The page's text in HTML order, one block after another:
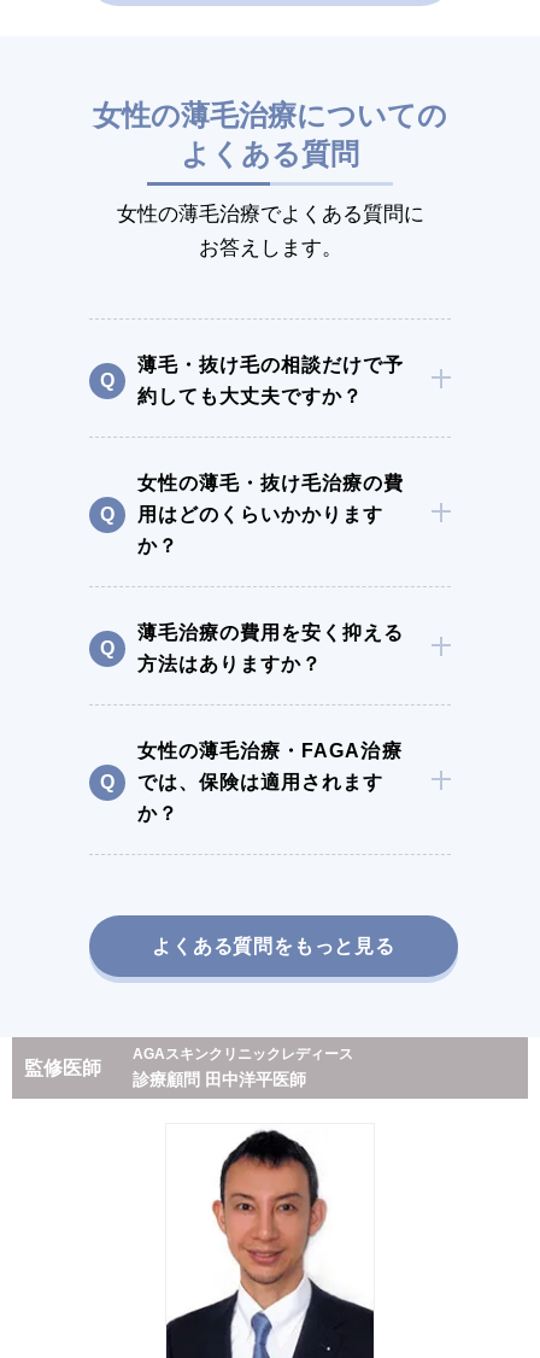
女性の薄毛治療についての
よくある質問
女性の薄毛治療でよくある質問に
お答えします。
薄毛・抜け毛の相談だけで予
約しても大丈夫ですか？
女性の薄毛・抜け毛治療の費
用はどのくらいかかります
か？
薄毛治療の費用を安く抑える
方法はありますか？
女性の薄毛治療・FAGA治療
では、保険は適用されます
か？
よくある質問をもっと見る
監修医師
AGAスキンクリニックレディース
診療顧問 田中洋平医師